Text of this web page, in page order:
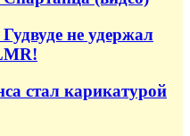
не удержал
стал карикатурой